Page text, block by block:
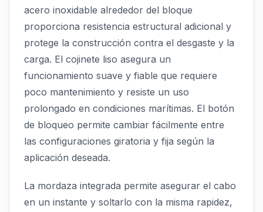
acero inoxidable alrededor del bloque
proporciona resistencia estructural adicional y
protege la construcción contra el desgaste y la
carga. El cojinete liso asegura un
funcionamiento suave y fiable que requiere
poco mantenimiento y resiste un uso
prolongado en condiciones marítimas. El botón
de bloqueo permite cambiar fácilmente entre
las configuraciones giratoria y fija según la
aplicación deseada.
La mordaza integrada permite asegurar el cabo
en un instante y soltarlo con la misma rapidez,